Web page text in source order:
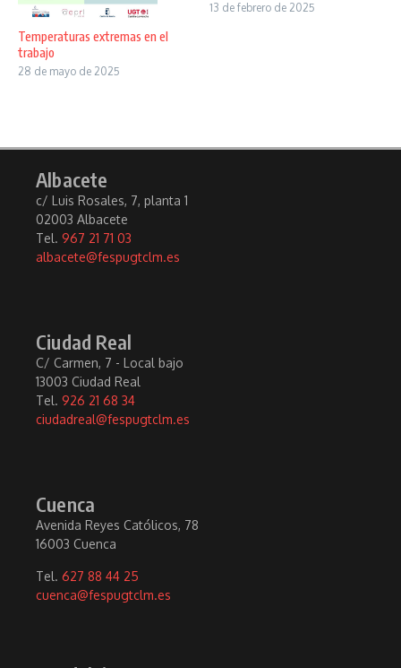
Temperaturas extremas en el
trabajo
28 de mayo de 2025
13 de febrero de 2025
Albacete
c/ Luis Rosales, 7, planta 1
02003 Albacete
Tel. 967 21 71 03
albacete@fespugtclm.es
Ciudad Real
C/ Carmen, 7 - Local bajo
13003 Ciudad Real
Tel. 926 21 68 34
ciudadreal@fespugtclm.es
Cuenca
Avenida Reyes Católicos, 78
16003 Cuenca
Tel. 627 88 44 25
cuenca@fespugtclm.es